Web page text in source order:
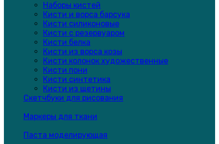
Наборы кистей
Кисти и ворса барсука
Кисти силиконовые
Кисти с резервуаром
Кисти белка
Кисти из ворса козы
Кисти колонок художественные
Кисти пони
Кисти синтетика
Кисти из щетины
Скетчбуки для рисования
Маркеры для ткани
Паста моделирующая